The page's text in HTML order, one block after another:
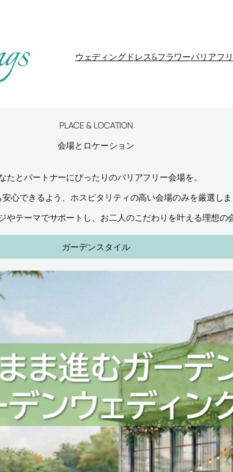
ウェディング ドレス&フラワーバリアフ
PLACE & LOCATION
会場とロケーション
たとパートナーにぴったりのバリアフリー会場を。
心できるよう、ホスピタリティの高い会場のみを厳選し
やテーマでサポートし、お二人のこだわりを叶える理想の
ガーデンスタイル